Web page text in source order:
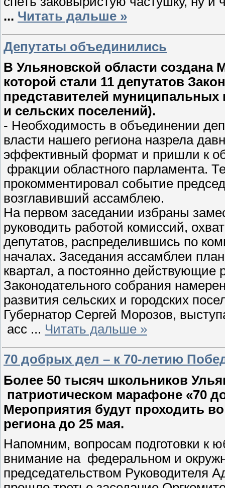
... Читать дальше »
Депутаты объединились
В Ульяновской области создана
которой стали 11 депутатов
представителей муниципальных
и сельских поселений).
- Необходимость в объединении
власти нашего региона назрела
эффективный формат и пришли к
фракции областного парламента.
прокомментировал событие
возглавивший ассамблею.
На первом заседании избраны
руководить работой комиссий,
депутатов, распределившись по
началах. Заседания ассамблеи
квартал, а постоянно действующие
Законодательного собрания
развития сельских и городских
Губернатор Сергей Морозов,
асс ... Читать дальше »
70 добрых дел – к 70-летию
Более 50 тысяч школьников
патриотическом марафоне «70
Мероприятия будут проходить
региона до 25 мая.
Напомним, вопросам подготовки к
внимание на федеральном и
председательством Руководителя